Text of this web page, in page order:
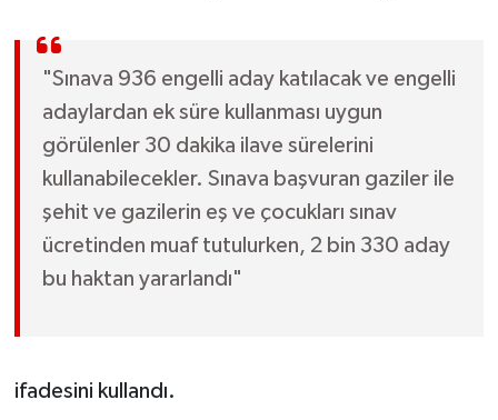
"Sınava 936 engelli aday katılacak ve engelli
adaylardan ek süre kullanması uygun
görülenler 30 dakika ilave sürelerini
kullanabilecekler. Sınava başvuran gaziler ile
şehit ve gazilerin eş ve çocukları sınav
ücretinden muaf tutulurken, 2 bin 330 aday
bu haktan yararlandı"
ifadesini kullandı.